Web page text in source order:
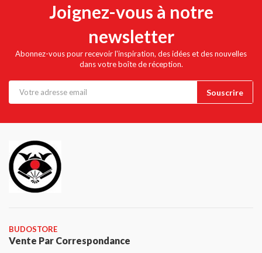
Joignez-vous à notre
newsletter
Abonnez-vous pour recevoir l'inspiration, des idées et des nouvelles
dans votre boîte de réception.
BUDOSTORE
Vente Par Correspondance